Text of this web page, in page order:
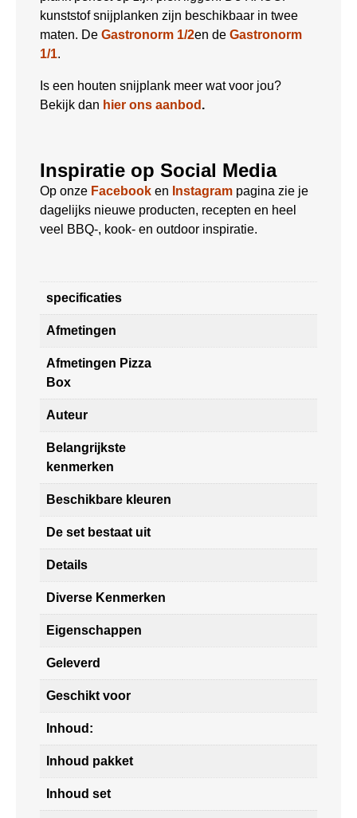
kunststof snijplanken zijn beschikbaar in twee
maten. De Gastronorm 1/2en de Gastronorm
1/1.
Is een houten snijplank meer wat voor jou?
Bekijk dan hier ons aanbod .
Inspiratie op Social Media
Op onze Facebook en Instagram pagina zie je
dagelijks nieuwe producten, recepten en heel
veel BBQ-, kook- en outdoor inspiratie.
specificaties
Afmetingen
Afmetingen Pizza
Box
Auteur
Belangrijkste
kenmerken
Beschikbare kleuren
De set bestaat uit
Details
Diverse Kenmerken
Eigenschappen
Geleverd
Geschikt voor
Inhoud:
Inhoud pakket
Inhoud set